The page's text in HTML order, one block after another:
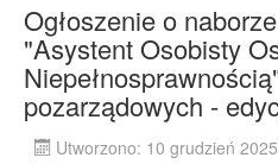
Ogłoszenie o
"Asystent Osobisty
pozarządowych -
Utworzono: 10 grudzień 2025